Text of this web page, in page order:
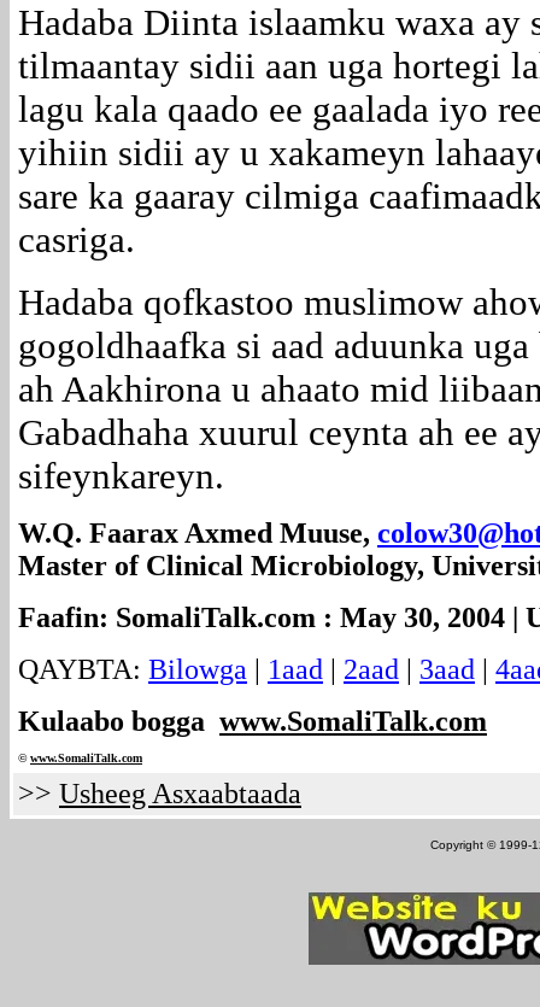
Hadaba Diinta islaamku waxa ay
tilmaantay sidii aan uga hortegi
lagu kala qaado ee gaalada iyo
yihiin sidii ay u xakameyn
sare ka gaaray cilmiga
casriga.
Hadaba qofkastoo muslimow
gogoldhaafka si aad aduunka
ah Aakhirona u ahaato mid
Gabadhaha xuurul ceynta ah ee
sifeynkareyn.
W.Q. Faarax Axmed Muuse,
Master of Clinical Microbiology,
Faafin: SomaliTalk.com : May 30, 2004 |
QAYBTA: Bilowga | 1aad | 2aad | 3aad |
Kulaabo bogga www.SomaliTalk.com
©www.SomaliTalk.com
>> Usheeg Asxaabtaada
Copyright © 1999-